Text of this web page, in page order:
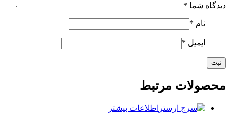
دیدگاه شما *
نام *
ایمیل *
محصولات مرتبط
اطلاعات بیشتر